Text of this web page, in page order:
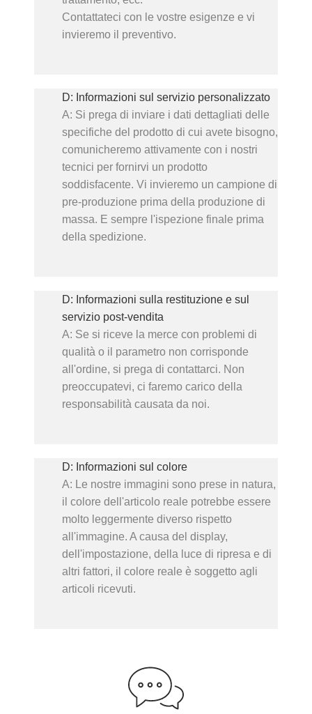
Contattateci con le vostre esigenze e vi
invieremo il preventivo.
D: Informazioni sul servizio personalizzato
A: Si prega di inviare i dati dettagliati delle
specifiche del prodotto di cui avete bisogno,
comunicheremo attivamente con i nostri
tecnici per fornirvi un prodotto
soddisfacente. Vi invieremo un campione di
pre-produzione prima della produzione di
massa. E sempre l'ispezione finale prima
della spedizione.
D: Informazioni sulla restituzione e sul
servizio post-vendita
A: Se si riceve la merce con problemi di
qualità o il parametro non corrisponde
all'ordine, si prega di contattarci. Non
preoccupatevi, ci faremo carico della
responsabilità causata da noi.
D: Informazioni sul colore
A: Le nostre immagini sono prese in natura,
il colore dell'articolo reale potrebbe essere
molto leggermente diverso rispetto
all'immagine. A causa del display,
dell'impostazione, della luce di ripresa e di
altri fattori, il colore reale è soggetto agli
articoli ricevuti.